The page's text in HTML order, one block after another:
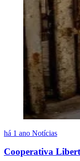
há 1 ano Notícias
Cooperativa